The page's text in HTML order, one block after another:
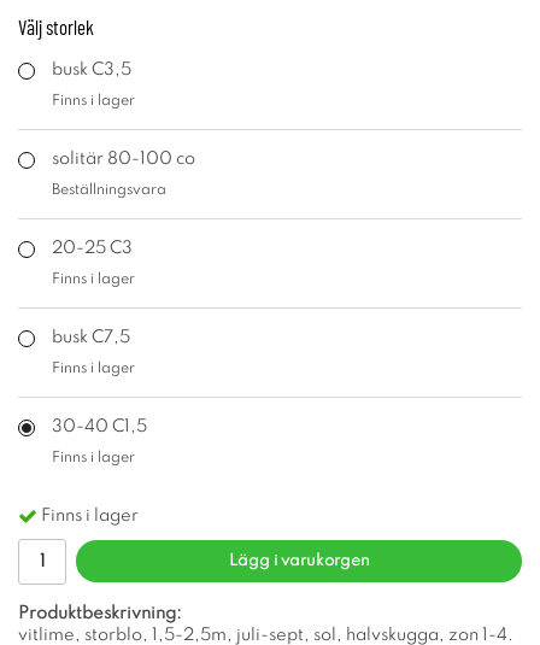
Väljstorlek
busk C3,5
Finns i lager
solitär 80-100 co
Beställningsvara
20-25 C3
Finns i lager
busk C7,5
Finns i lager
30-40 C1,5
Finns i lager
Finns i lager
Lägg i varukorgen
Produktbeskrivning:
vitlime, storblo, 1,5-2,5m, juli-sept, sol, halvskugga, zon 1-4.